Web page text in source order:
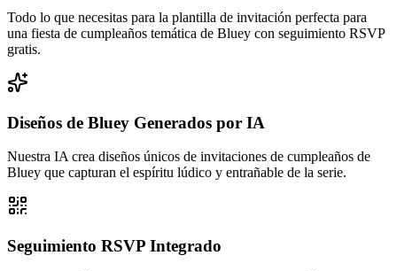
Todo lo que necesitas para la plantilla de invitación perfecta para
una fiesta de cumpleaños temática de Bluey con seguimiento RSVP
gratis.
Diseños de Bluey Generados por IA
Nuestra IA crea diseños únicos de invitaciones de cumpleaños de
Bluey que capturan el espíritu lúdico y entrañable de la serie.
Seguimiento RSVP Integrado